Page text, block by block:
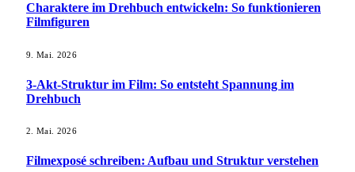
Charaktere im Drehbuch entwickeln: So funktionieren
Filmfiguren
9. Mai. 2026
3-Akt-Struktur im Film: So entsteht Spannung im
Drehbuch
2. Mai. 2026
Filmexposé schreiben: Aufbau und Struktur verstehen